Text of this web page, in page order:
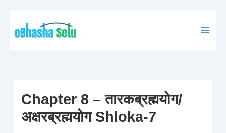
content
Chapter 8 – तारकब्रह्मयोग/
अक्षरब्रह्मयोग Shloka-7